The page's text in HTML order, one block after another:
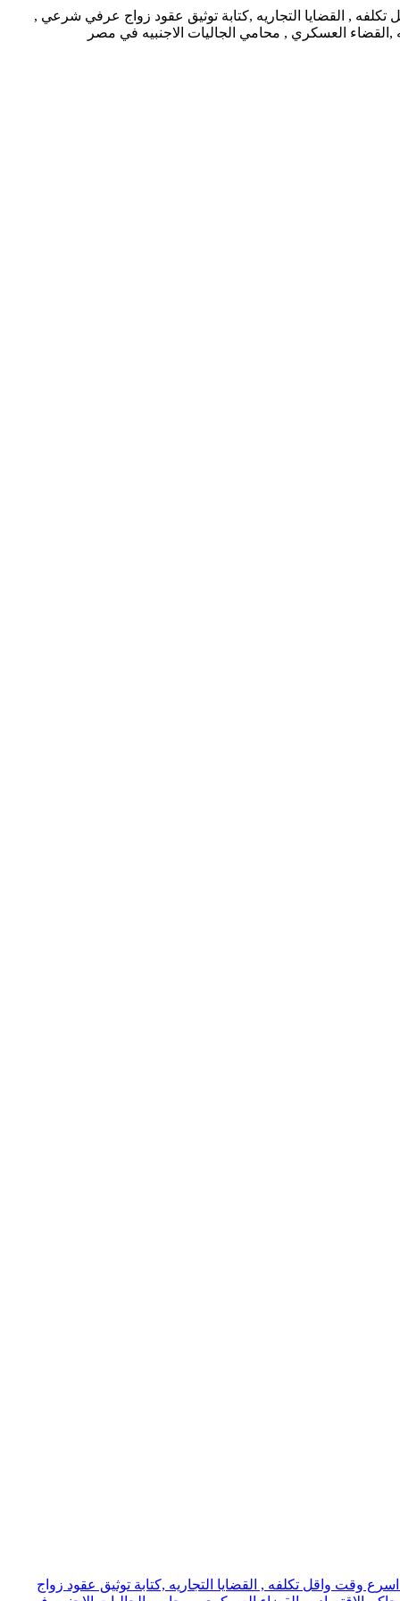
, القضايا التجاريه ,كتابة توثيق عقود زواج عرفي شرعي ,
,القضاء العسكري , محامي الجاليات الاجنبيه في مصر
وقت واقل تكلفه , القضايا التجاريه ,كتابة توثيق عقود زواج